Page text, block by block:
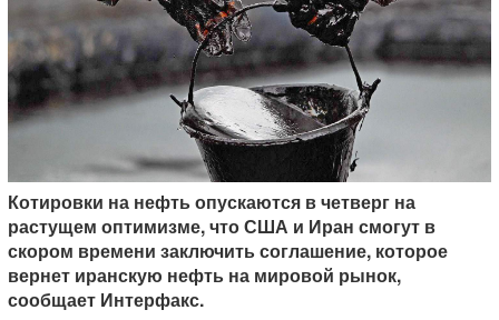
Котировки на нефть опускаются в четверг на
растущем оптимизме, что США и Иран смогут в
скором времени заключить соглашение, которое
вернет иранскую нефть на мировой рынок,
сообщает Интерфакс.